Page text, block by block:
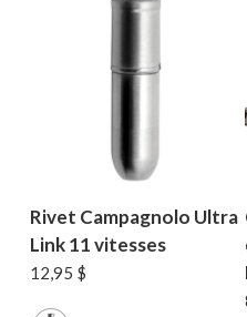
Rivet Campagnolo Ultra
Link 11 vitesses
12,95 $